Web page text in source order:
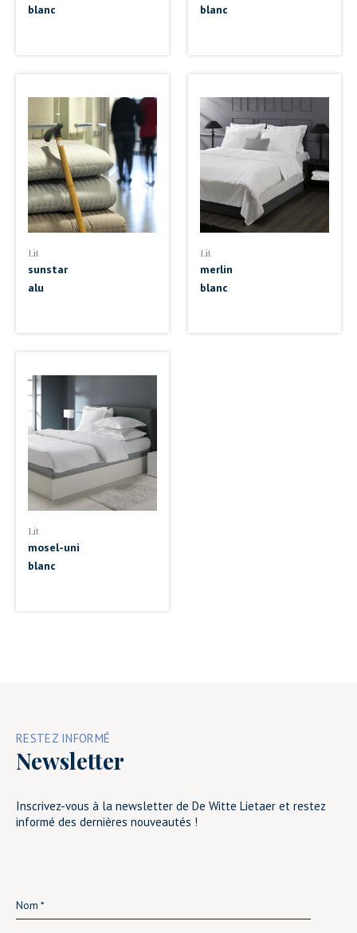
blanc
blanc
Lit
sunstar
alu
Lit
merlin
blanc
Lit
mosel-uni
blanc
RESTEZ INFORMÉ
Newsletter
Inscrivez-vous à la newsletter de De Witte Lietaer et restez
informé des dernières nouveautés !